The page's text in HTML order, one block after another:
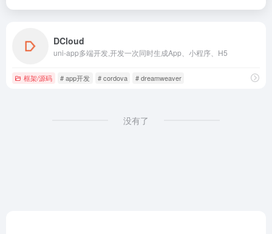
DCloud
uni-app多端开发,开发一次同时生成App、小程序、H5
框架/源码 # app开发 # cordova # dreamweaver
没有了